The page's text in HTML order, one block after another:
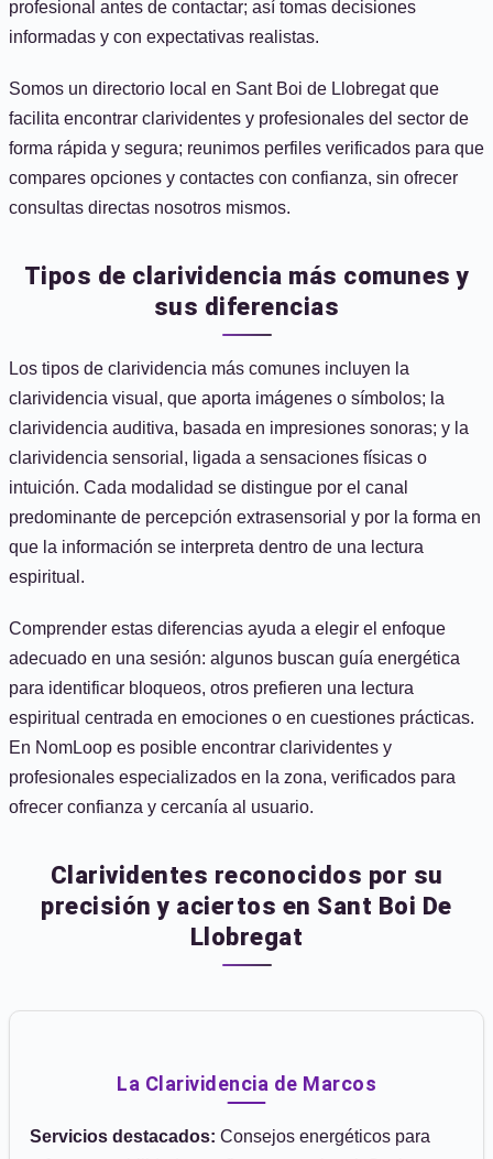
profesional antes de contactar; así tomas decisiones
informadas y con expectativas realistas.
Somos un directorio local en Sant Boi de Llobregat que
facilita encontrar clarividentes y profesionales del sector de
forma rápida y segura; reunimos perfiles verificados para que
compares opciones y contactes con confianza, sin ofrecer
consultas directas nosotros mismos.
Tipos de clarividencia más comunes y
sus diferencias
Los tipos de clarividencia más comunes incluyen la
clarividencia visual, que aporta imágenes o símbolos; la
clarividencia auditiva, basada en impresiones sonoras; y la
clarividencia sensorial, ligada a sensaciones físicas o
intuición. Cada modalidad se distingue por el canal
predominante de percepción extrasensorial y por la forma en
que la información se interpreta dentro de una lectura
espiritual.
Comprender estas diferencias ayuda a elegir el enfoque
adecuado en una sesión: algunos buscan guía energética
para identificar bloqueos, otros prefieren una lectura
espiritual centrada en emociones o en cuestiones prácticas.
En NomLoop es posible encontrar clarividentes y
profesionales especializados en la zona, verificados para
ofrecer confianza y cercanía al usuario.
Clarividentes reconocidos por su
precisión y aciertos en Sant Boi De
Llobregat
La Clarividencia de Marcos
Servicios destacados: Consejos energéticos para